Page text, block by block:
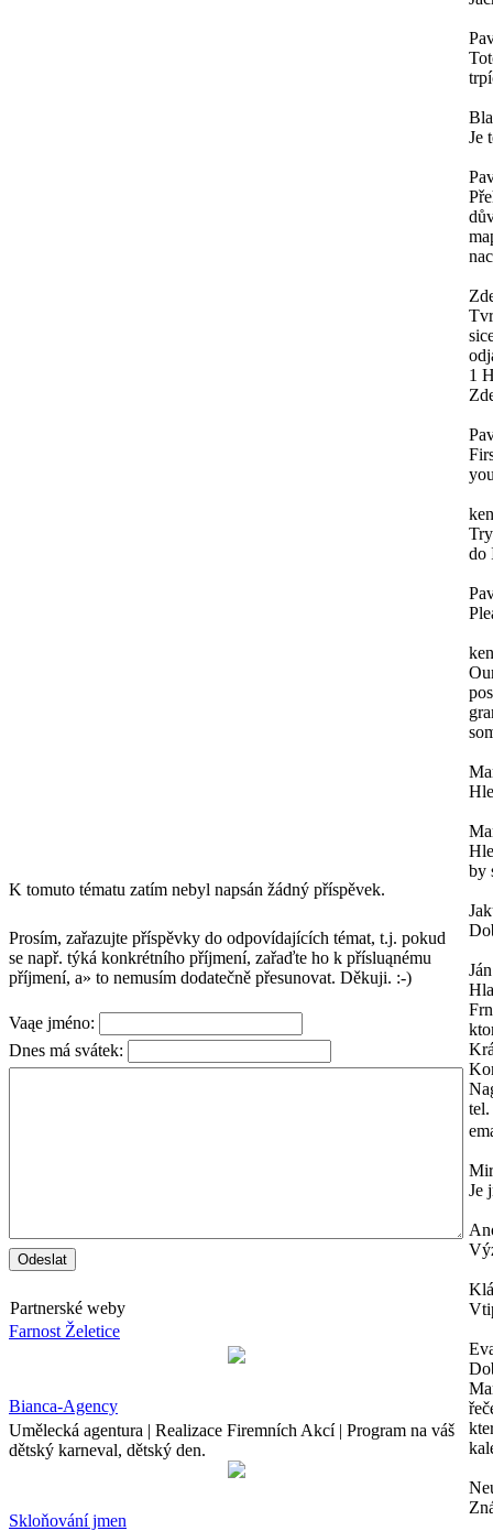
K tomuto tématu zatím nebyl napsán žádný příspěvek.
Prosím, zařazujte příspěvky do odpovídajících témat, t.j. pokud
se např. týká konkrétního příjmení, zařaďte ho k přísluąnému
příjmení, a» to nemusím dodatečně přesunovat. Děkuji. :-)
Vaąe jméno:
Dnes má svátek:
Partnerské weby
Farnost Želetice
Bianca-Agency
Umělecká agentura | Realizace Firemních Akcí | Program na váš
dětský karneval, dětský den.
Skloňování jmen
Je
1
do
by
Ján
Je